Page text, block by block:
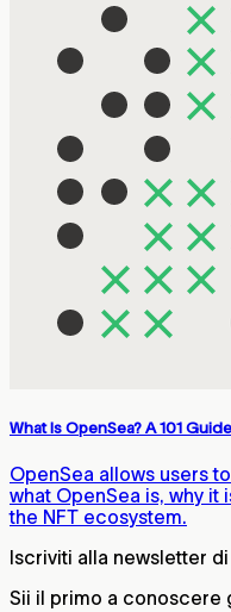
What Is OpenSea? A 101 Guide
OpenSea allows users
what OpenSea is, why it
the NFT ecosystem.
Iscriviti alla newsletter di
Sii il primo a conoscere